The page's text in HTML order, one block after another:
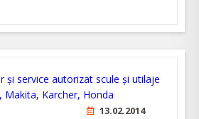
13.02.2014